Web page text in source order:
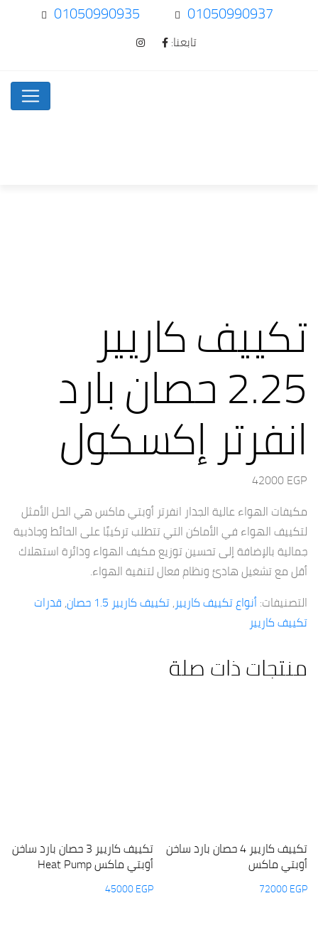
01050990937
01050990935
تابعنا:
تكييف كاريير
2.25 حصان بارد
انفرتر إكسكول
42000EGP
مكيفات الهواء عالية الجدار انفرتر أوبتي ماكس هي الحل الأمثل
لتكييف الهواء في الأماكن التي تتطلب تركيبًا على الحائط وجاذبية
جمالية بالإضافة إلى تحسين توزيع مكيف الهواء ودائرة استهلاك
أقل مع تشغيل هادئ ونظام فعال لتنقية الهواء.
التصنيفات:أنواع تكييف كاريير,تكييف كاريير 1.5 حصان ,قدرات
تكييف كاريير
منتجات ذات صلة
تكييف كاريير 4 حصان بارد ساخن
أوبتي ماكس
72000EGP
تكييف كاريير 3 حصان بارد ساخن
أوبتي ماكس Heat Pump
45000EGP